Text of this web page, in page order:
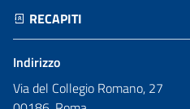
RECAPITI
Indirizzo
Via del Collegio Romano, 27